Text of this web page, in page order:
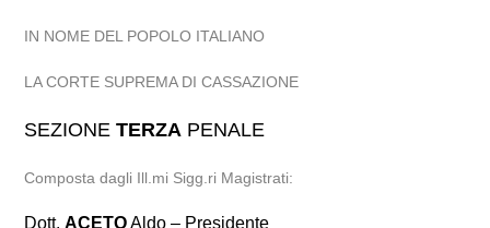
IN NOME DEL POPOLO ITALIANO
LA CORTE SUPREMA DI CASSAZIONE
SEZIONETERZA PENALE
Composta dagli Ill.mi Sigg.ri Magistrati:
Dott.ACETOAldo – Presidente